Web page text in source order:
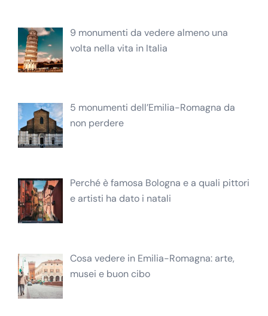
9 monumenti da vedere almeno una
volta nella vita in Italia
5 monumenti dell’Emilia-Romagna da
non perdere
Perché è famosa Bologna e a quali pittori
e artisti ha dato i natali
Cosa vedere in Emilia-Romagna: arte,
musei e buon cibo